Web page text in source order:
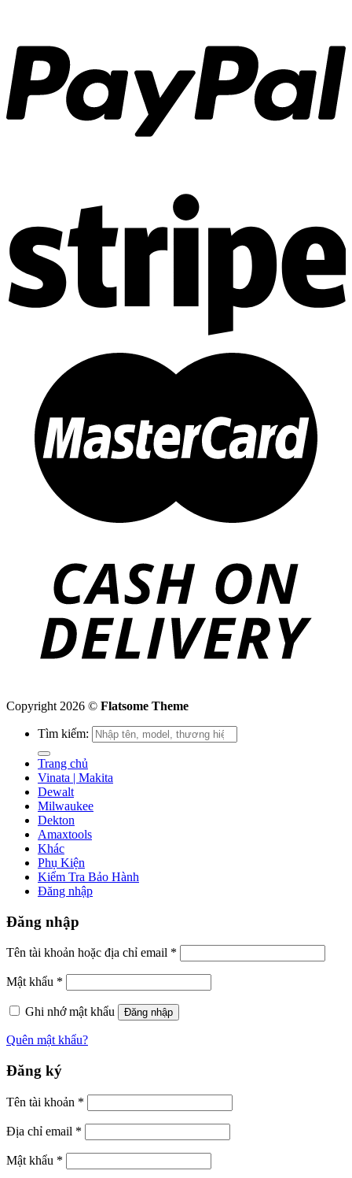
Copyright 2026 © Flatsome Theme
Tìm kiếm:
Trang chủ
Vinata | Makita
Dewalt
Milwaukee
Dekton
Amaxtools
Khác
Phụ Kiện
Kiểm Tra Bảo Hành
Đăng nhập
Đăng nhập
Tên tài khoản hoặc địa chỉ email *
Mật khẩu *
Ghi nhớ mật khẩu Đăng nhập
Quên mật khẩu?
Đăng ký
Tên tài khoản *
Địa chỉ email *
Mật khẩu *